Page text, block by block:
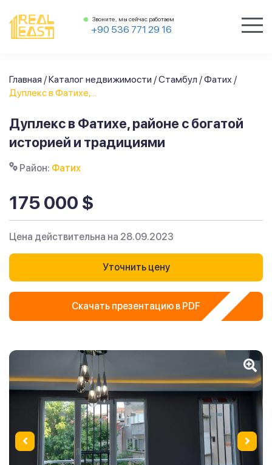
Звоните, мы сейчас работаем
+90 536 771 29 16
Главная /Каталог недвижимости /Стамбул /Фатих /
Дуплекс в Фатихе,...
Дуплекс в Фатихе, районе с богатой
историей и традициями
Район: Фатих
175 000 $
Цена действительна на 28.09.2023
Уточнить цену
Скачать презентацию в PDF